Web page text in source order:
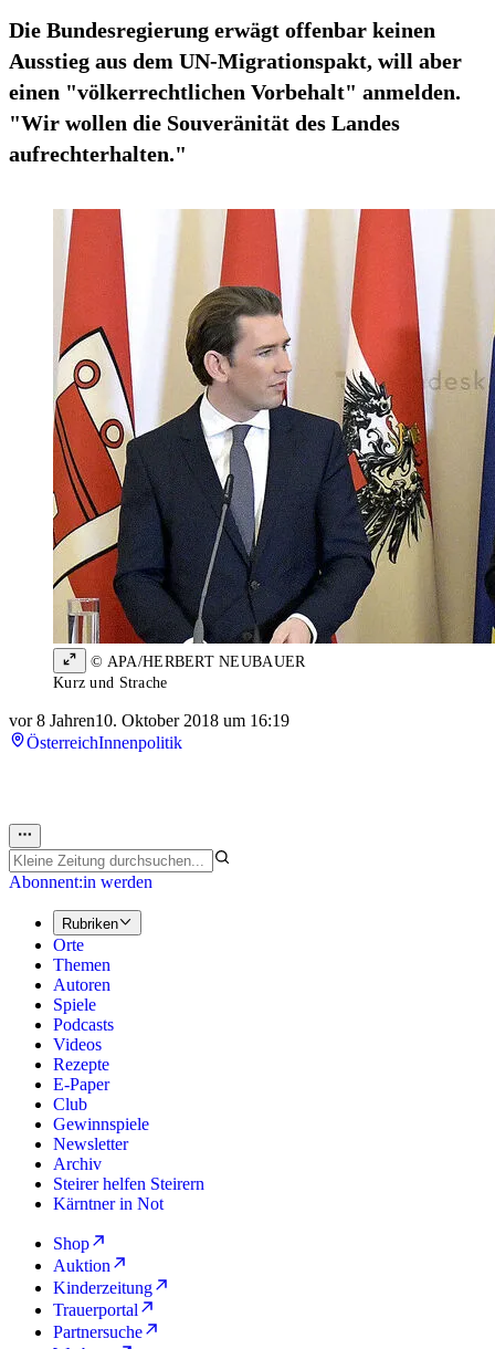
Die Bundesregierung erwägt offenbar keinen
Ausstieg aus dem UN-Migrationspakt, will aber
einen "völkerrechtlichen Vorbehalt" anmelden.
"Wir wollen die Souveränität des Landes
aufrechterhalten."
© APA/HERBERT NEUBAUER
Kurz und Strache
vor 8 Jahren10. Oktober 2018 um 16:19
ÖsterreichInnenpolitik
Abonnent:in werden
Rubriken
Orte
Themen
Autoren
Spiele
Podcasts
Videos
Rezepte
E-Paper
Club
Gewinnspiele
Newsletter
Archiv
Steirer helfen Steirern
Kärntner in Not
Shop
Auktion
Kinderzeitung
Trauerportal
Partnersuche